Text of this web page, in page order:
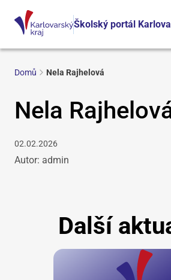
Školský portál
Domů Nela Rajhelová
Nela
02.02.2026
Autor: admin
Další